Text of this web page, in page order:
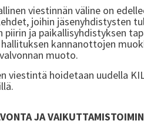
viestinnän väline on
joihin jäsenyhdistysten
piirin ja paikallisyhdistyksen
kannanottojen
muoto.
viestintä hoidetaan uudella
JA